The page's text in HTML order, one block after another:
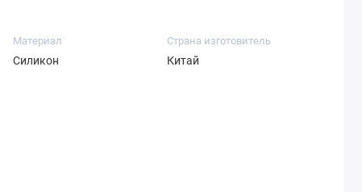
Материал
Силикон
Страна изготовитель
Китай